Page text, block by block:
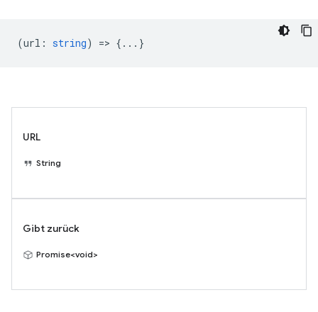
(url : string) => {...}
URL
String
Gibt zurück
Promise<void>